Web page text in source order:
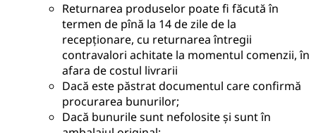
Returnarea produselor poate fi făcută în
termen de pînă la 14 de zile de la
recepționare, cu returnarea întregii
contravalori achitate la momentul comenzii, în
afara de costul livrarii
Dacă este păstrat documentul care confirmă
procurarea bunurilor;
Dacă bunurile sunt nefolosite și sunt în